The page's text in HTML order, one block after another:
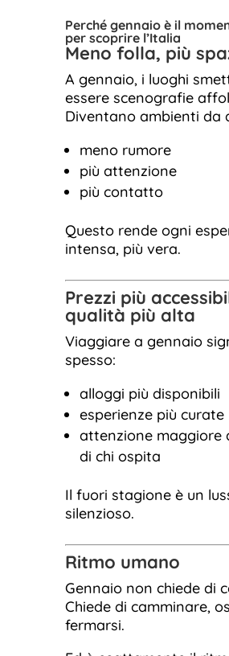
Perché gennaio è il
per scoprire l’Italia
Meno folla, più
A gennaio, i luoghi
essere scenografie
Diventano ambienti da
meno rumore
più attenzione
più contatto
Questo rende ogni
intensa, più vera.
Prezzi più
qualità più alta
Viaggiare a gennaio
spesso:
alloggi più disponibili
esperienze più curate
attenzione maggiore
di chi ospita
Il fuori stagione è un
silenzioso.
Ritmo umano
Gennaio non chiede di
Chiede di camminare,
fermarsi.